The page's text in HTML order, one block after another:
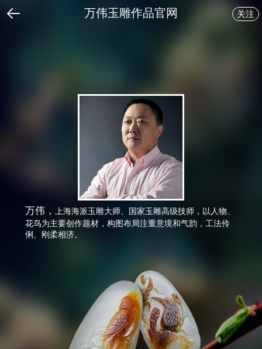
万伟玉雕作品官网 关注
万伟， 上海海派玉雕大师、国家玉雕高级技师，以人物、
花鸟为主要创作题材，构图布局注重意境和气韵，工法伶
俐、刚柔相济。